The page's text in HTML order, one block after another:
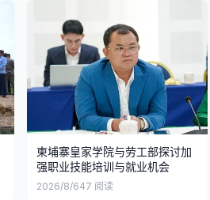
柬埔寨皇家学院与劳工部探讨加
强职业技能培训与就业机会
2026/8/647 阅读